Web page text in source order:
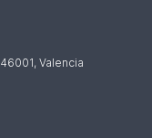
46001, Valencia